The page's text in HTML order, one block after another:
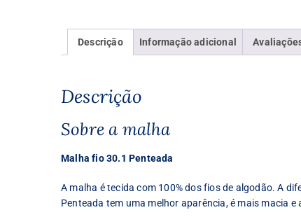
Descrição Informação adicional
Descrição
Sobre a malha
Malha fio 30.1 Penteada
A malha é tecida com 100% dos fios de algodão. A
Penteada tem uma melhor aparência, é mais macia